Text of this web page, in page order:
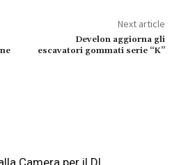
Next article
Develon aggiorna gli
escavatori gommati serie “K”
Camera per il Dl